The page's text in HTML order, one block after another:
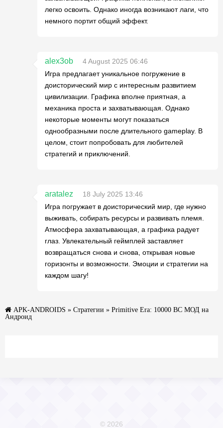
легко освоить. Однако иногда возникают лаги, что
немного портит общий эффект.
alex3ob
4 August 2025 06:46
Игра предлагает уникальное погружение в
доисторический мир с интересным развитием
цивилизации. Графика вполне приятная, а
механика проста и захватывающая. Однако
некоторые моменты могут показаться
однообразными после длительного gameplay. В
целом, стоит попробовать для любителей
стратегий и приключений.
aratalez
18 July 2025 13:46
Игра погружает в доисторический мир, где нужно
выживать, собирать ресурсы и развивать племя.
Атмосфера захватывающая, а графика радует
глаз. Увлекательный геймплей заставляет
возвращаться снова и снова, открывая новые
горизонты и возможности. Эмоции и стратегии на
каждом шагу!
APK-ANDROIDS » Стратегии » Primitive Era: 10000 BC МОД на
Андроид
© 2026